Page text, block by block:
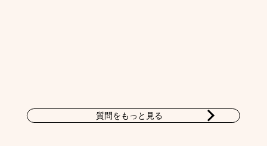
質問をもっと見る